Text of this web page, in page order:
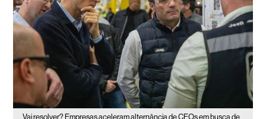
Vai resolver? Empresas aceleram alternância de CEOs em busca de